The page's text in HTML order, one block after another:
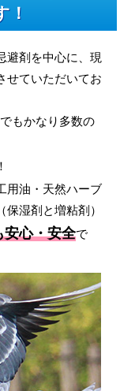
！
避剤を中心に、現
せていただいてお
もかなり多数の
用油・天然ハーブ
湿剤と増粘剤）
安心・安全で